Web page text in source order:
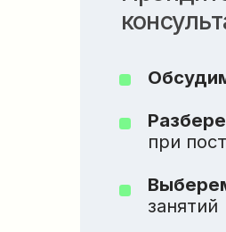
Обсудим
Разберем
при
Выберем
занятий
Составим
поступления